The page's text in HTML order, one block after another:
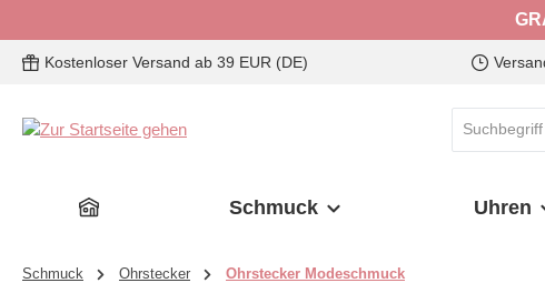
Kostenloser Versand ab 39 EUR (DE)
Schmuck Uhren
Schmuck Ohrstecker Ohrstecker Modeschmuck